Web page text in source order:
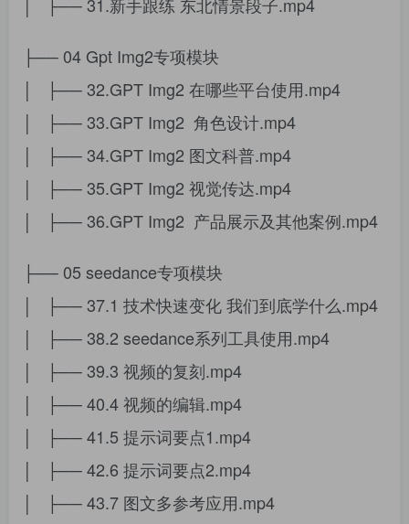
│ ├── 31.新手跟练 东北情景段子.mp4
├── 04 Gpt Img2专项模块
│ ├── 32.GPT Img2 在哪些平台使用.mp4
│ ├── 33.GPT Img2 角色设计.mp4
│ ├── 34.GPT Img2 图文科普.mp4
│ ├── 35.GPT Img2 视觉传达.mp4
│ ├── 36.GPT Img2 产品展示及其他案例.mp4
├── 05 seedance专项模块
│ ├── 37.1 技术快速变化 我们到底学什么.mp4
│ ├── 38.2 seedance系列工具使用.mp4
│ ├── 39.3 视频的复刻.mp4
│ ├── 40.4 视频的编辑.mp4
│ ├── 41.5 提示词要点1.mp4
│ ├── 42.6 提示词要点2.mp4
│ ├── 43.7 图文多参考应用.mp4